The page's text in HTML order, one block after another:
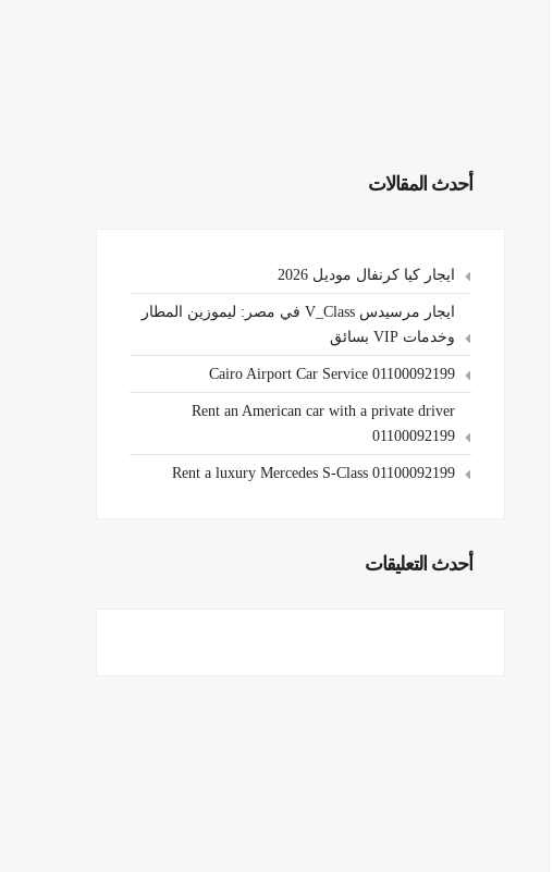
أحدث المقالات
ايجار كيا كرنفال موديل 2026
ايجار مرسيدس V_Class في مصر: ليموزين المطار
وخدمات VIP بسائق
Cairo Airport Car Service 01100092199
Rent an American car with a private driver
01100092199
Rent a luxury Mercedes S-Class 01100092199
أحدث التعليقات